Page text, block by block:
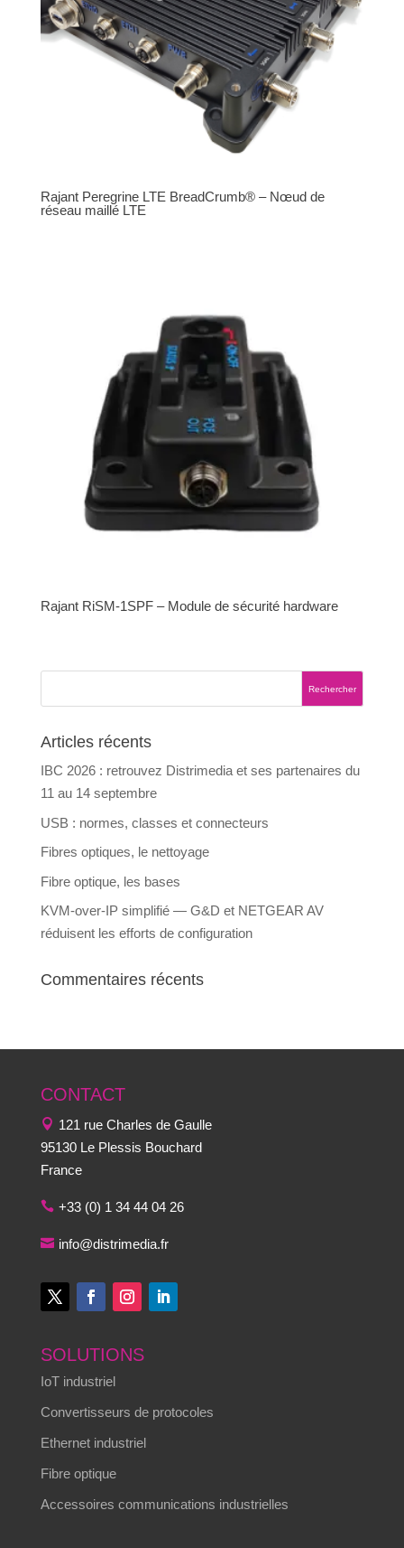
Rajant Peregrine LTE BreadCrumb® – Nœud de
réseau maillé LTE
Rajant RiSM-1SPF – Module de sécurité hardware
Articles récents
IBC 2026 : retrouvez Distrimedia et ses partenaires du
11 au 14 septembre
USB : normes, classes et connecteurs
Fibres optiques, le nettoyage
Fibre optique, les bases
KVM-over-IP simplifié — G&D et NETGEAR AV
réduisent les efforts de configuration
Commentaires récents
CONTACT
121 rue Charles de Gaulle
95130 Le Plessis Bouchard
France
+33 (0) 1 34 44 04 26
info@distrimedia.fr
SOLUTIONS
IoT industriel
Convertisseurs de protocoles
Ethernet industriel
Fibre optique
Accessoires communications industrielles